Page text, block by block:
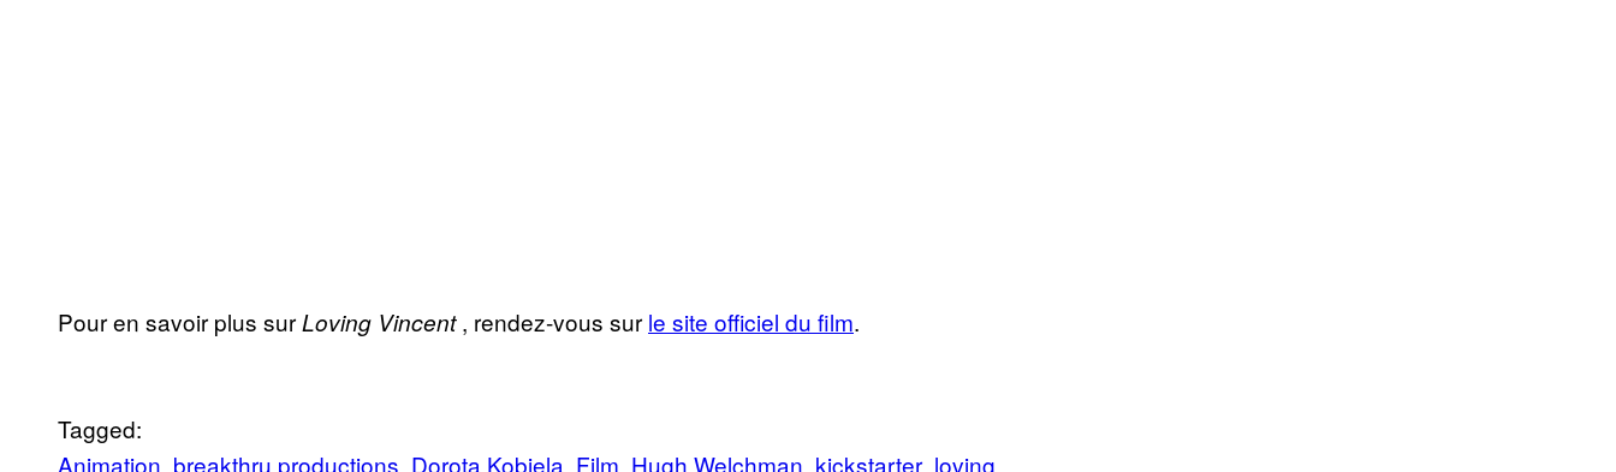
Pour en savoir plus surLoving Vincent, rendez-vous sur le site officiel du film.
Tagged:
Animation breakthru productions Dorota Kobiela Film Hugh Welchman kickstarter loving